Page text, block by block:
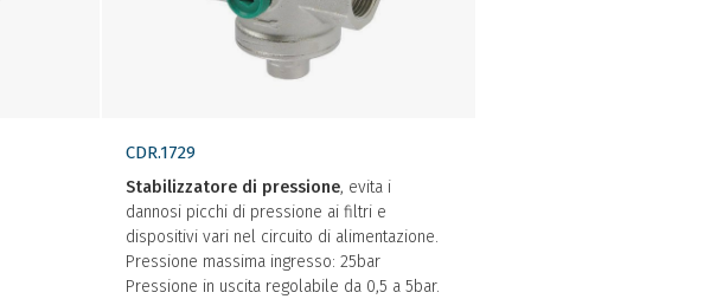
CDR.1729
Stabilizzatore di pressione, evita i
dannosi picchi di pressione ai filtri e
dispositivi vari nel circuito di alimentazione.
Pressione massima ingresso: 25bar
Pressione in uscita regolabile da 0,5 a 5bar.